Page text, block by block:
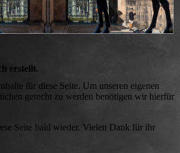
erstellt.
für diese Seite. Um unseren eigenen
gerecht zu werden benötigen wir hierfür
Seite bald wieder. Vielen Dank für ihr